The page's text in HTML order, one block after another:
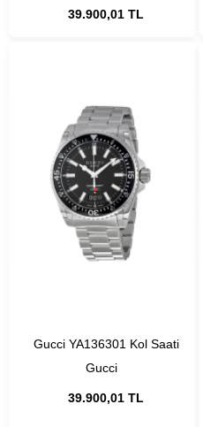
39.900,01 TL
Gucci
Gucci YA136301 Kol Saati
39.900,01 TL